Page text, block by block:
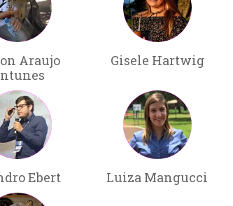
Araujo
Gisele Hartwig
Ebert Luiza Mangucci